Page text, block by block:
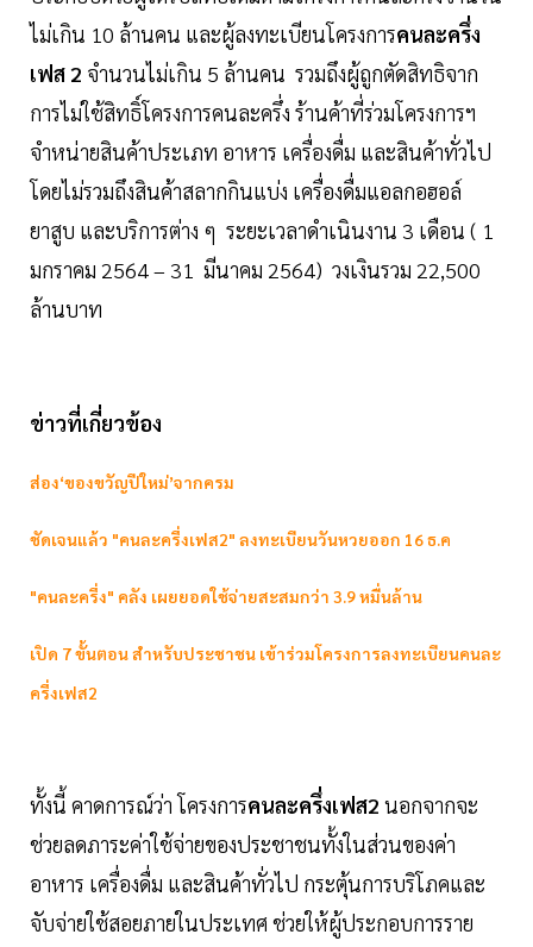
ไม่เกิน 10 ล้านคน และผู้ลงทะเบียนโครงการคนละครึ่ง
เฟส 2 จำนวนไม่เกิน 5 ล้านคน รวมถึงผู้ถูกตัดสิทธิจาก
การไม่ใช้สิทธิ์โครงการคนละครึ่ง ร้านค้าที่ร่วมโครงการฯ
จำหน่ายสินค้าประเภท อาหาร เครื่องดื่ม และสินค้าทั่วไป
โดยไม่รวมถึงสินค้าสลากกินแบ่ง เครื่องดื่มแอลกอฮอล์
ยาสูบ และบริการต่าง ๆ ระยะเวลาดำเนินงาน 3 เดือน ( 1
มกราคม 2564 – 31 มีนาคม 2564) วงเงินรวม 22,500
ล้านบาท
ข่าวที่เกี่ยวข้อง
ส่อง‘ของขวัญปีใหม่’จากครม
ชัดเจนแล้ว "คนละครึ่งเฟส2" ลงทะเบียนวันหวยออก 16 ธ.ค
"คนละครึ่ง" คลัง เผยยอดใช้จ่ายสะสมกว่า 3.9 หมื่นล้าน
เปิด 7 ขั้นตอน สำหรับประชาชน เข้าร่วมโครงการลงทะเบียนคนละ
ครึ่งเฟส2
ทั้งนี้ คาดการณ์ว่า โครงการคนละครึ่งเฟส2 นอกจากจะ
ช่วยลดภาระค่าใช้จ่ายของประชาชนทั้งในส่วนของค่า
อาหาร เครื่องดื่ม และสินค้าทั่วไป กระตุ้นการบริโภคและ
จับจ่ายใช้สอยภายในประเทศ ช่วยให้ผู้ประกอบการราย